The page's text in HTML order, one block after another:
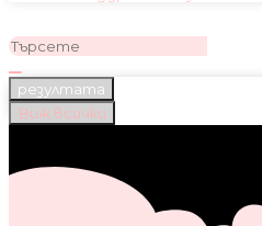
резултата
Виж всички